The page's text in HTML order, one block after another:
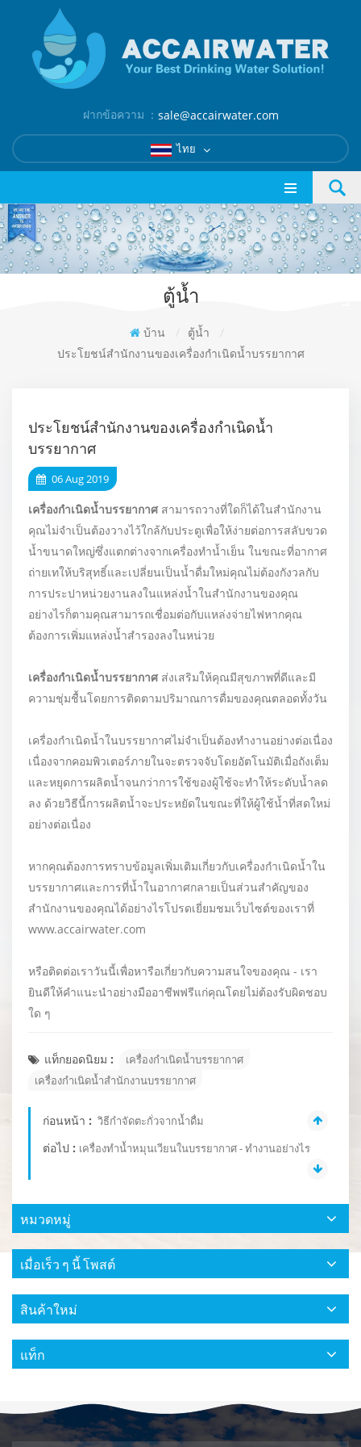
ฝากข้อความ ： sale@accairwater.com
ไทย
ตู้น้ำ
บ้าน / ตู้น้ำ
/
ประโยชน์สำนักงานของเครื่องกำเนิดน้ำบรรยากาศ
ประโยชน์สำนักงานของเครื่องกำเนิดน้ำ
บรรยากาศ
06 Aug 2019
เครื่องกำเนิดน้ำบรรยากาศ สามารถวางที่ใดก็ได้ในสำนักงาน
คุณไม่จำเป็นต้องวางไว้ใกล้กับประตูเพื่อให้ง่ายต่อการสลับขวด
น้ำขนาดใหญ่ซึ่งแตกต่างจากเครื่องทำน้ำเย็น ในขณะที่อากาศ
ถ่ายเทให้บริสุทธิ์และเปลี่ยนเป็นน้ำดื่มใหม่คุณไม่ต้องกังวลกับ
การประปาหน่วยงานลงในแหล่งน้ำในสำนักงานของคุณ
อย่างไรก็ตามคุณสามารถเชื่อมต่อกับแหล่งจ่ายไฟหากคุณ
ต้องการเพิ่มแหล่งน้ำสำรองลงในหน่วย
เครื่องกำเนิดน้ำบรรยากาศ ส่งเสริมให้คุณมีสุขภาพที่ดีและมี
ความชุ่มชื้นโดยการติดตามปริมาณการดื่มของคุณตลอดทั้งวัน
เครื่องกำเนิดน้ำในบรรยากาศไม่จำเป็นต้องทำงานอย่างต่อเนื่อง
เนื่องจากคอมพิวเตอร์ภายในจะตรวจจับโดยอัตโนมัติเมื่อถังเต็ม
และหยุดการผลิตน้ำจนกว่าการใช้ของผู้ใช้จะทำให้ระดับน้ำลด
ลง ด้วยวิธีนี้การผลิตน้ำจะประหยัดในขณะที่ให้ผู้ใช้น้ำที่สดใหม่
อย่างต่อเนื่อง
หากคุณต้องการทราบข้อมูลเพิ่มเติมเกี่ยวกับเครื่องกำเนิดน้ำใน
บรรยากาศและการที่น้ำในอากาศกลายเป็นส่วนสำคัญของ
สำนักงานของคุณได้อย่างไรโปรดเยี่ยมชมเว็บไซต์ของเราที่
www.accairwater.com
หรือติดต่อเราวันนี้เพื่อหารือเกี่ยวกับความสนใจของคุณ - เรา
ยินดีให้คำแนะนำอย่างมืออาชีพฟรีแก่คุณโดยไม่ต้องรับผิดชอบ
ใด ๆ
แท็กยอดนิยม :
เครื่องกำเนิดน้ำบรรยากาศ
เครื่องกำเนิดน้ำสำนักงานบรรยากาศ
ก่อนหน้า : วิธีกำจัดตะกั่วจากน้ำดื่ม
ต่อไป : เครื่องทำน้ำหมุนเวียนในบรรยากาศ - ทำงานอย่างไร
หมวดหมู่
เมื่อเร็ว ๆ นี้ โพสต์
สินค้าใหม่
แท็ก